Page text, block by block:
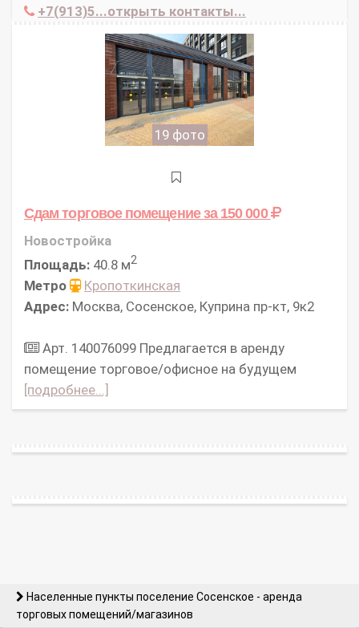
+7(913)5...открыть контакты...
19 фото
Сдам торговое помещениеза 150 000
Новостройка
Площадь: 40.8 м2
Метро
Кропоткинская
Адрес: Москва, Сосенское, Куприна пр-кт, 9к2
Арт. 140076099 Предлагается в аренду
помещение торговое/офисное на будущем
[подробнее...]
Населенные пункты поселение Сосенское - аренда
торговых помещений/магазинов